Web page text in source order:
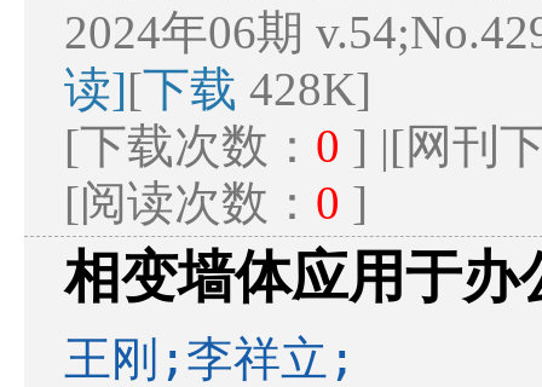
2024年06期
读][下载 428K]
[下载次数： 0 ] |[网刊
[阅读次数： 0 ]
相变墙体应用于办
王刚;李祥立;